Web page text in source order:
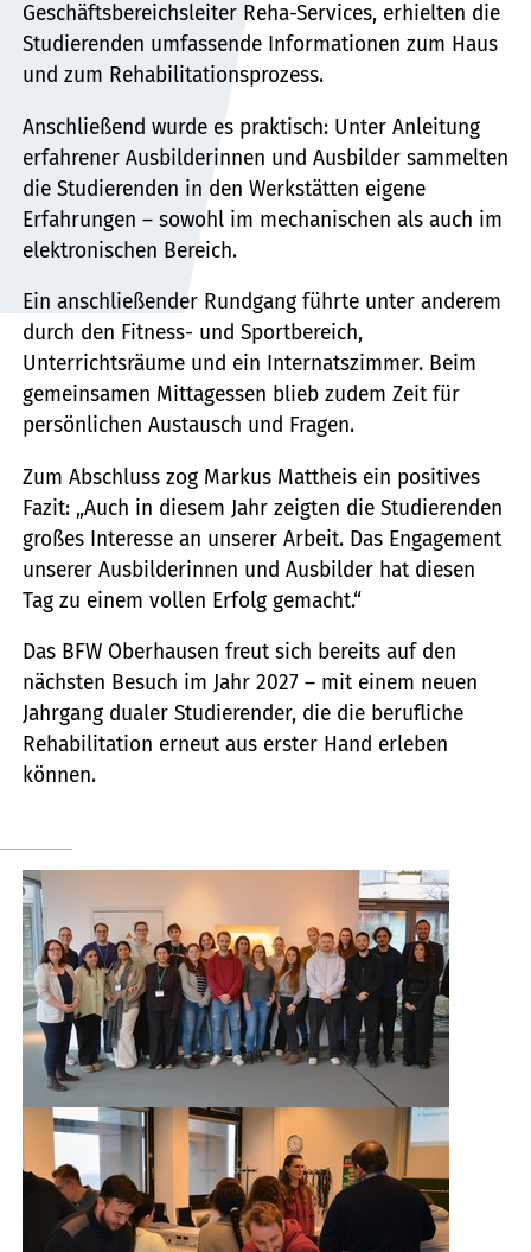
Geschäftsbereichsleiter Reha-Services, erhielten die
Studierenden umfassende Informationen zum Haus
und zum Rehabilitationsprozess.
Anschließend wurde es praktisch: Unter Anleitung
erfahrener Ausbilderinnen und Ausbilder sammelten
die Studierenden in den Werkstätten eigene
Erfahrungen – sowohl im mechanischen als auch im
elektronischen Bereich.
Ein anschließender Rundgang führte unter anderem
durch den Fitness- und Sportbereich,
Unterrichtsräume und ein Internatszimmer. Beim
gemeinsamen Mittagessen blieb zudem Zeit für
persönlichen Austausch und Fragen.
Zum Abschluss zog Markus Mattheis ein positives
Fazit: „Auch in diesem Jahr zeigten die Studierenden
großes Interesse an unserer Arbeit. Das Engagement
unserer Ausbilderinnen und Ausbilder hat diesen
Tag zu einem vollen Erfolg gemacht.“
Das BFW Oberhausen freut sich bereits auf den
nächsten Besuch im Jahr 2027 – mit einem neuen
Jahrgang dualer Studierender, die die berufliche
Rehabilitation erneut aus erster Hand erleben
können.